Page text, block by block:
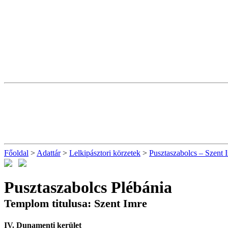
Főoldal > Adattár> Lelkipásztori körzetek > Pusztaszabolcs – Szent
Pusztaszabolcs Plébánia
Templom titulusa: Szent Imre
IV. Dunamenti kerület